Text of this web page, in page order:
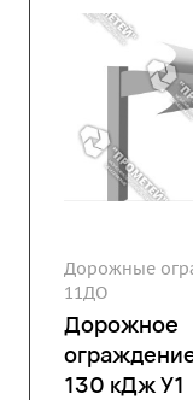
Дорожные
11ДО
Дорожное
130 кДж У1